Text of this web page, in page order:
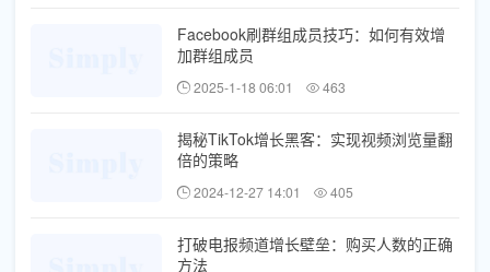
Facebook刷群组成员技巧：如何有效增
加群组成员
2025-1-18 06:01 463
揭秘TikTok增长黑客：实现视频浏览量翻
倍的策略
2024-12-27 14:01 405
打破电报频道增长壁垒：购买人数的正确
方法